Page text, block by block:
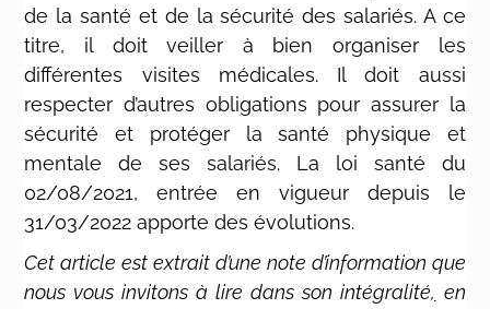
de la santé et de la sécurité des salariés. A ce
titre, il doit veiller à bien organiser les
différentes visites médicales. Il doit aussi
respecter d’autres obligations pour assurer la
sécurité et protéger la santé physique et
mentale de ses salariés. La loi santé du
02/08/2021, entrée en vigueur depuis le
31/03/2022 apporte des évolutions.
Cet article est extrait d’une note d’information que
nous vous invitons à lire dans son intégralité, en